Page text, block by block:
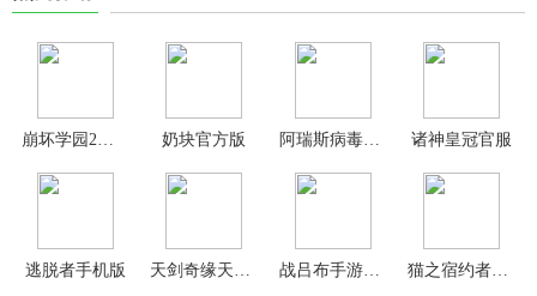
奶块官方版 阿瑞斯病毒2官方正版 诸神皇冠官服
逃脱者手机版 战吕布手游官方版